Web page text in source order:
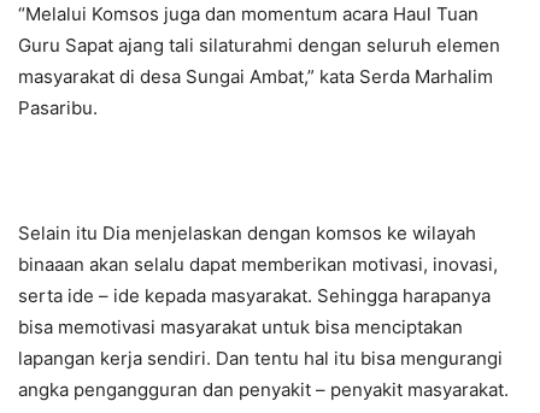
“Melalui Komsos juga dan momentum acara Haul Tuan
Guru Sapat ajang tali silaturahmi dengan seluruh elemen
masyarakat di desa Sungai Ambat,” kata Serda Marhalim
Pasaribu.
Selain itu Dia menjelaskan dengan komsos ke wilayah
binaaan akan selalu dapat memberikan motivasi, inovasi,
serta ide – ide kepada masyarakat. Sehingga harapanya
bisa memotivasi masyarakat untuk bisa menciptakan
lapangan kerja sendiri. Dan tentu hal itu bisa mengurangi
angka pengangguran dan penyakit – penyakit masyarakat.